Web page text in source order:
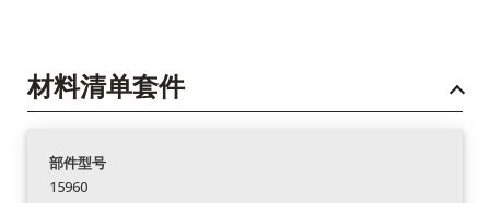
材料清单套件
部件型号
15960